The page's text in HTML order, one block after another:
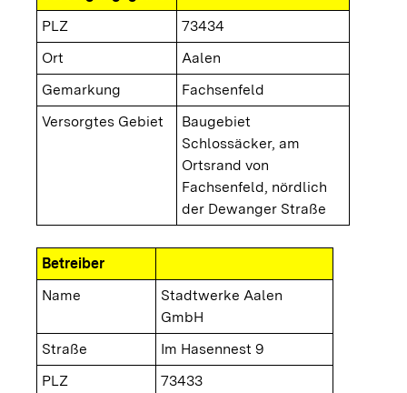
PLZ
73434
Ort
Aalen
Gemarkung
Fachsenfeld
Versorgtes Gebiet
Baugebiet
Schlossäcker, am
Ortsrand von
Fachsenfeld, nördlich
der Dewanger Straße
Betreiber
Name
Stadtwerke Aalen
GmbH
Straße
Im Hasennest 9
PLZ
73433